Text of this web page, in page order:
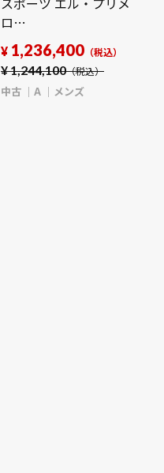
ロ
03.3100.3600/69.M3100
ホワイト メンズ 時計
【中古】
【wristwatch】
¥1,244,100（税込）
¥ 1,236,400 （税込）
中古 A メンズ